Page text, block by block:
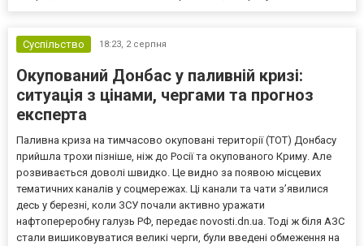
Суспільство 18:23, 2 серпня
Окупований Донбас у паливній кризі:
ситуація з цінами, чергами та прогноз
експерта
Паливна криза на тимчасово окуповані території (ТОТ) Донбасу
прийшла трохи пізніше, ніж до Росії та окупованого Криму. Але
розвивається доволі швидко. Це видно за появою місцевих
тематичних каналів у соцмережах. Ці канали та чати з’явилися
десь у березні, коли ЗСУ почали активно уражати
нафтопереробну галузь РФ, передає novosti.dn.ua. Тоді ж біля АЗС
стали вишиковуватися великі черги, були введені обмеження на